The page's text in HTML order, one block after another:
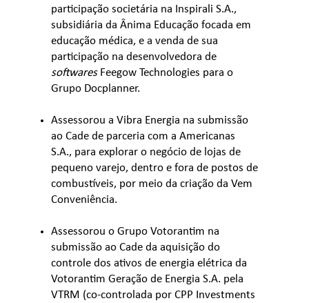
participação societária na Inspirali S.A.,
subsidiária da Ânima Educação focada em
educação médica, e a venda de sua
participação na desenvolvedora de
softwaresFeegow Technologies para o
Grupo Docplanner.
Assessorou a Vibra Energia na submissão
ao Cade de parceria com a Americanas
S.A., para explorar o negócio de lojas de
pequeno varejo, dentro e fora de postos de
combustíveis, por meio da criação da Vem
Conveniência.
Assessorou o Grupo Votorantim na
submissão ao Cade da aquisição do
controle dos ativos de energia elétrica da
Votorantim Geração de Energia S.A. pela
VTRM (co-controlada por CPP Investments